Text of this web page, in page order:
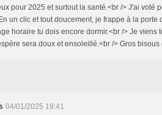
pour 2025 et surtout la santé.<br /> J'ai voté
un clic et tout doucement, je frappe à la porte
horaire tu dois encore dormir.<br /> Je viens
sera doux et ensoleillé.<br /> Gros bisous
04/01/2025 19:41